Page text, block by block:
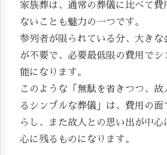
家族葬は、通常の葬儀に比べて費
ないことも魅力の一つです。
参列者が限られている分、大きな
が不要で、必要最低限の費用でシ
能になります。
このような「無駄を省きつつ、故
るシンプルな葬儀」は、費用の面
らし、また故人との思い出が中心
心に残るものになります。